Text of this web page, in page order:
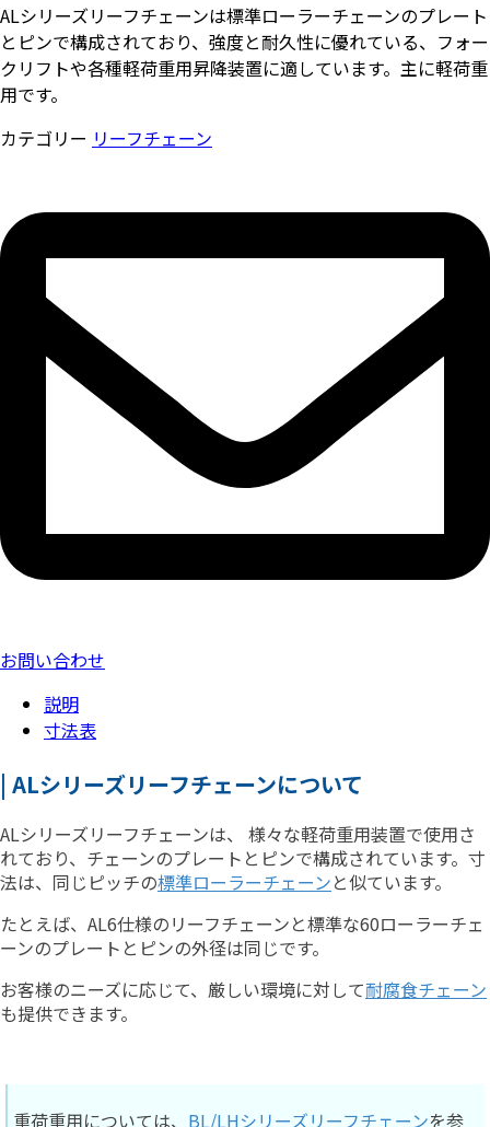
ALシリーズリーフチェーンは標準ローラーチェーンのプレート
とピンで構成されており、強度と耐久性に優れている、フォー
クリフトや各種軽荷重用昇降装置に適しています。主に軽荷重
用です。
カテゴリー リーフチェーン
お問い合わせ
説明
寸法表
| ALシリーズリーフチェーンについて
ALシリーズリーフチェーンは、 様々な軽荷重用装置で使用さ
れており、チェーンのプレートとピンで構成されています。寸
法は、同じピッチの標準ローラーチェーンと似ています。
たとえば、AL6仕様のリーフチェーンと標準な60ローラーチェ
ーンのプレートとピンの外径は同じです。
お客様のニーズに応じて、厳しい環境に対して耐腐食チェーン
も提供できます。
重荷重用については、 BL/LHシリーズリーフチェーンを参